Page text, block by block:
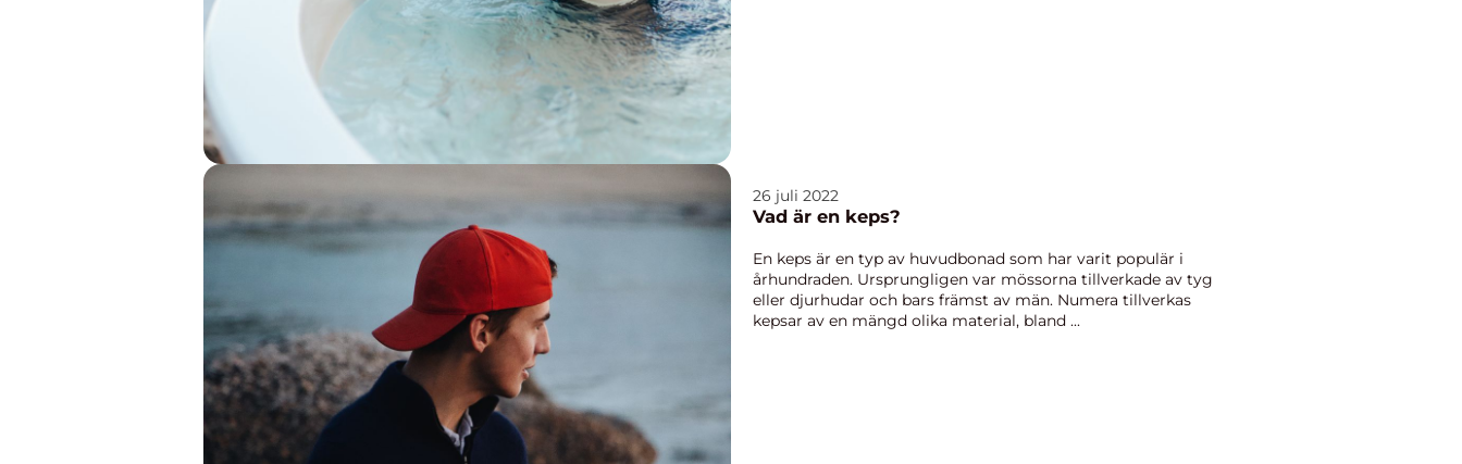
26 juli 2022
Vad är en keps?
En keps är en typ av huvudbonad som har varit populär i
århundraden. Ursprungligen var mössorna tillverkade av tyg
eller djurhudar och bars främst av män. Numera tillverkas
kepsar av en mängd olika material, bland ...